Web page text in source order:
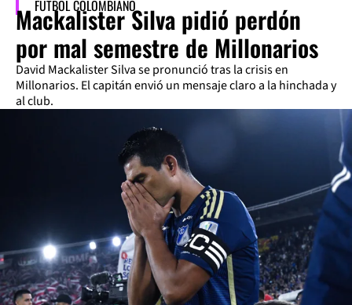
FÚTBOL COLOMBIANO
Mackalister Silva pidió perdón
por mal semestre de Millonarios
David Mackalister Silva se pronunció tras la crisis en
Millonarios. El capitán envió un mensaje claro a la hinchada y
al club.